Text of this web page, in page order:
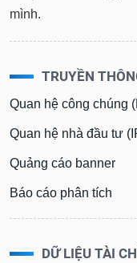
mình.
TRUYỀN
Quan hệ công chúng
Quan hệ nhà đầu tư
Quảng cáo banner
Báo cáo phân tích
DỮ LIỆU TÀI